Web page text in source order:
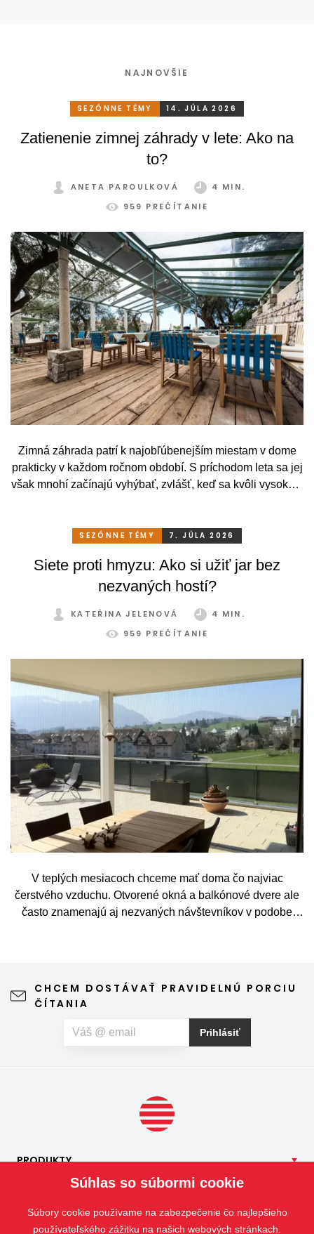
NAJNOVŠIE
SEZÓNNE TÉMY 14. JÚLA 2026
Zatienenie zimnej záhrady v lete: Ako na
to?
ANETA PAROULKOVÁ
4 MIN.
959 PREČÍTANIE
Zimná záhrada patrí k najobľúbenejším miestam v dome
prakticky v každom ročnom období. S príchodom leta sa jej
však mnohí začínajú vyhýbať, zvlášť, keď sa kvôli vysokým
stačí relatívne málo. So správnym, praktickým a šikovným
pohodlne a bez obmedzení po celý rok.
SEZÓNNE TÉMY 7. JÚLA 2026
Siete proti hmyzu: Ako si užiť jar bez
nezvaných hostí?
KATEŘINA JELENOVÁ
4 MIN.
959 PREČÍTANIE
V teplých mesiacoch chceme mať doma čo najviac
čerstvého vzduchu. Otvorené okná a balkónové dvere ale
často znamenajú aj nezvaných návštevníkov v podobe
leto naplno. Kvalitná sieťka na hmyz zároveň nijako neruší
výhľad z okna ani vzhľad domu, vyžaduje len minimálnu
vás okrem hmyzu trápia aj peľové alergie, môžete zvoliť
špeciálnu sieť proti peľu, ktorá pomáha obmedziť
CHCEM DOSTÁVAŤ PRAVIDELNÚ PORCIU
ČÍTANIA
Prihlásiť
PRODUKTY
SLUŽBY
ISOTRA
Súhlas so súbormi cookie
Súbory cookie používame na zabezpečenie čo najlepšieho
používateľského zážitku na našich webových stránkach.